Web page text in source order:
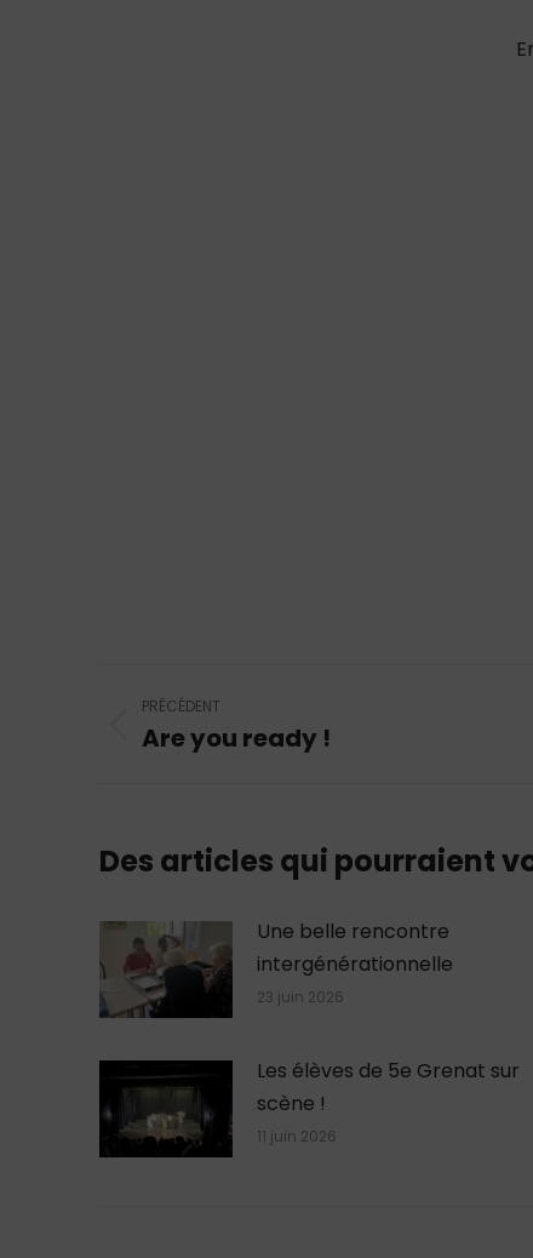
Navigation
article
PRÉCÉDENT
Article
Are you ready !
Des articles qui pourraient
Une belle rencontre
intergénérationnelle
23 juin 2026
Les élèves de 5e Grenat sur
scène !
11 juin 2026